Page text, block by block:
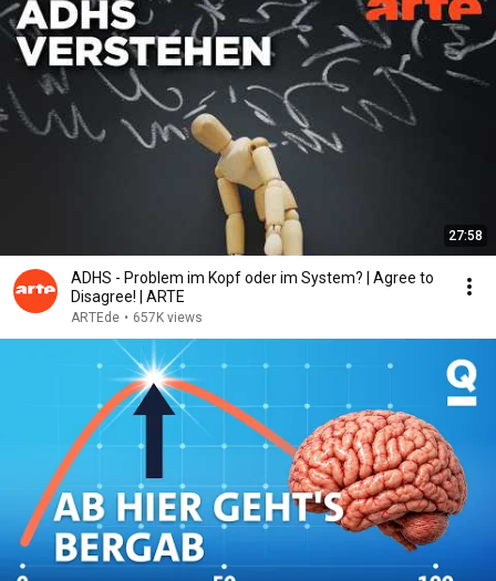
27:58
ADHS - Problem im Kopf oder im System? | Agree to
Disagree! | ARTE
ARTEde • 657K views